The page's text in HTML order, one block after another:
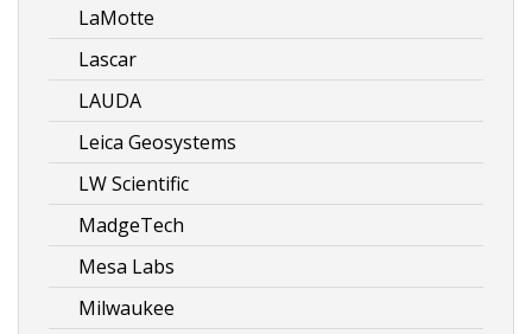
LaMotte
Lascar
LAUDA
Leica Geosystems
LW Scientific
MadgeTech
Mesa Labs
Milwaukee